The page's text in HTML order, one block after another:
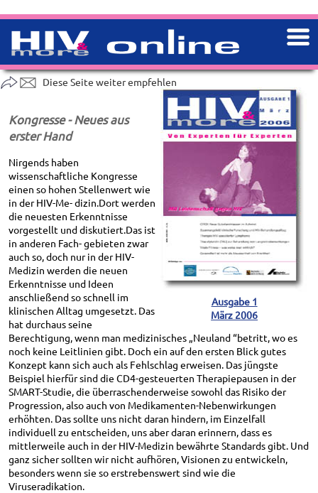
Ausgabe 1
März 2006
Kongresse - Neues aus
erster Hand
Nirgends haben
wissenschaftliche Kongresse
einen so hohen Stellenwert wie
in der HIV-Me- dizin.Dort werden
die neuesten Erkenntnisse
vorgestellt und diskutiert.Das ist
in anderen Fach- gebieten zwar
auch so, doch nur in der HIV-
Medizin werden die neuen
Erkenntnisse und Ideen
anschließend so schnell im
klinischen Alltag umgesetzt. Das
hat durchaus seine
Berechtigung, wenn man medizinisches „Neuland “betritt, wo es
noch keine Leitlinien gibt. Doch ein auf den ersten Blick gutes
Konzept kann sich auch als Fehlschlag erweisen. Das jüngste
Beispiel hierfür sind die CD4-gesteuerten Therapiepausen in der
SMART-Studie, die überraschenderweise sowohl das Risiko der
Progression, also auch von Medikamenten-Nebenwirkungen
erhöhten. Das sollte uns nicht daran hindern, im Einzelfall
individuell zu entscheiden, uns aber daran erinnern, dass es
mittlerweile auch in der HIV-Medizin bewährte Standards gibt. Und
ganz sicher sollten wir nicht aufhören, Visionen zu entwickeln,
besonders wenn sie so erstrebenswert sind wie die
Viruseradikation.
Diese Seite weiter empfehlen